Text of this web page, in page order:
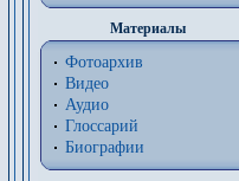
Материалы
Фотоархив
Видео
Аудио
Глоссарий
Биографии